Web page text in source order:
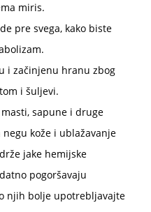
miris.
pre svega, kako biste
i začinjenu hranu zbog
i šuljevi.
sapune i druge
kože i ublažavanje
jake hemijske
pogoršavaju
njih bolje upotrebljavajte